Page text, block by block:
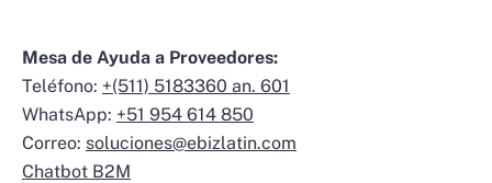
Mesa de Ayuda a Proveedores:
Teléfono: +(511) 5183360 an. 601
WhatsApp: +51 954 614 850
Correo: soluciones@ebizlatin.com
Chatbot B2M